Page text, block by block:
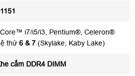
i7/i5/i3, Pentium®, Celeron®
thứ 6 & 7 (Skylake, Kaby Lake)
cắm DDR4 DIMM